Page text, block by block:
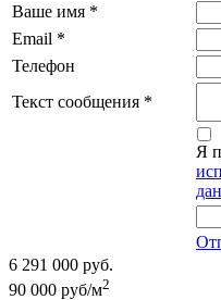
Ваше имя *
Email *
Телефон
Текст сообщения *
Я
6 291 000 руб.
90 000 руб/м2